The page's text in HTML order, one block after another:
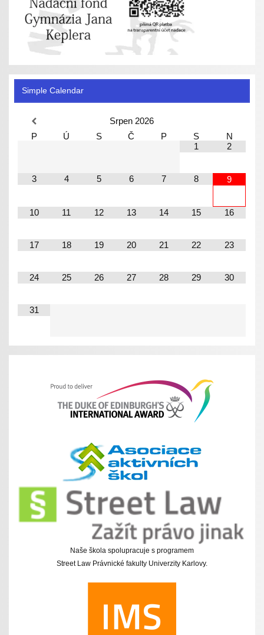
Simple Calendar
Srpen 2026
P
Ú S Č P S
N
1
2
3 4 5 6 7 8 9
10 11 12 13 14 15 16
17 18 19 20 21 22 23
24 25 26 27 28 29 30
31
Naše škola spolupracuje s programem
Street Law Právnické fakulty Univerzity Karlovy.